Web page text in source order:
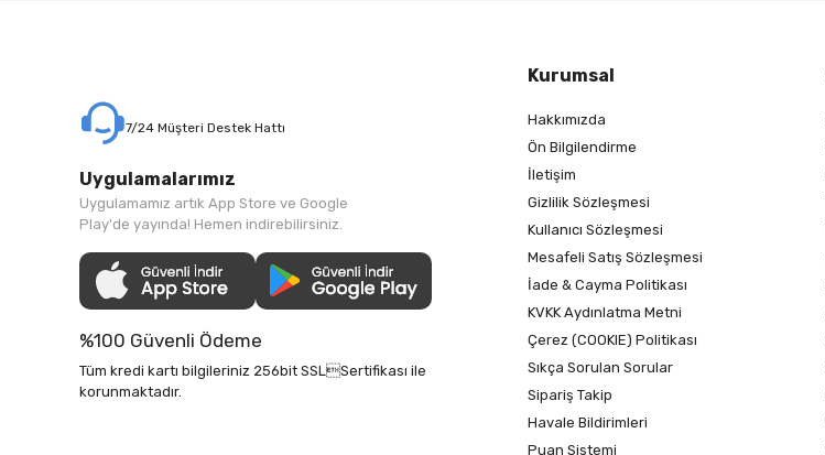
7/24 Müşteri Destek Hattı
Uygulamalarımız
Uygulamamız artık App Store ve Google
Play'de yayında! Hemen indirebilirsiniz.
%100 Güvenli Ödeme
Tüm kredi kartı bilgileriniz 256bit SSLSertifikası ile
korunmaktadır.
Kurumsal
Hakkımızda
Ön Bilgilendirme
İletişim
Gizlilik Sözleşmesi
Kullanıcı Sözleşmesi
Mesafeli Satış Sözleşmesi
İade & Cayma Politikası
KVKK Aydınlatma Metni
Çerez (COOKIE) Politikası
Sıkça Sorulan Sorular
Sipariş Takip
Havale Bildirimleri
Puan Sistemi